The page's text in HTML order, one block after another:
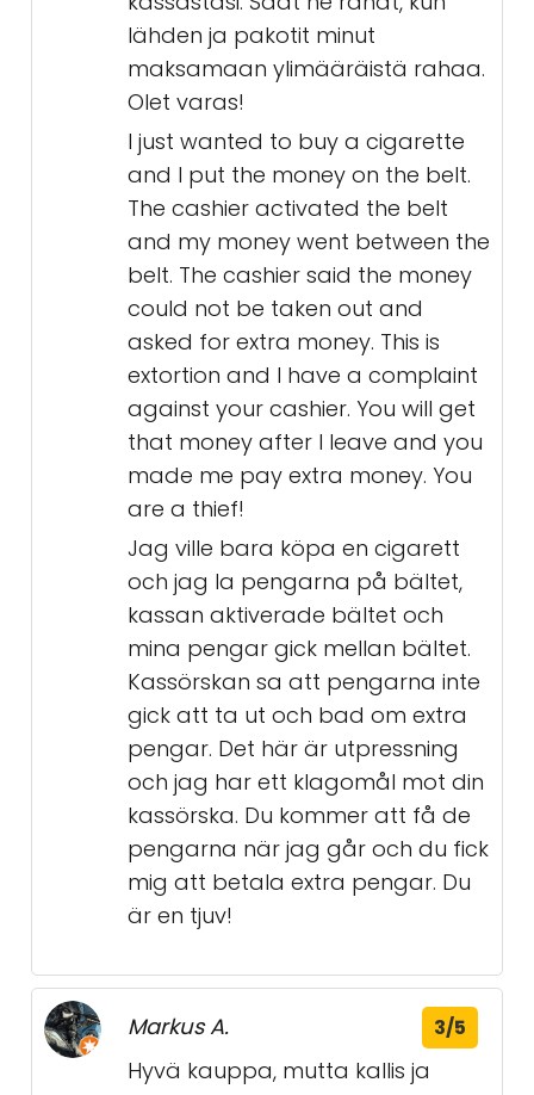
lähden ja pakotit minut
maksamaan ylimääräistä rahaa.
Olet varas!
I just wanted to buy a cigarette
and I put the money on the belt.
The cashier activated the belt
and my money went between the
belt. The cashier said the money
could not be taken out and
asked for extra money. This is
extortion and I have a complaint
against your cashier. You will get
that money after I leave and you
made me pay extra money. You
are a thief!
Jag ville bara köpa en cigarett
och jag la pengarna på bältet,
kassan aktiverade bältet och
mina pengar gick mellan bältet.
Kassörskan sa att pengarna inte
gick att ta ut och bad om extra
pengar. Det här är utpressning
och jag har ett klagomål mot din
kassörska. Du kommer att få de
pengarna när jag går och du fick
mig att betala extra pengar. Du
är en tjuv!
Markus A. 3/5
Hyvä kauppa, mutta kallis ja